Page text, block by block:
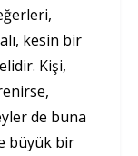
kesin bir
Kişi,
de buna
büyük bir